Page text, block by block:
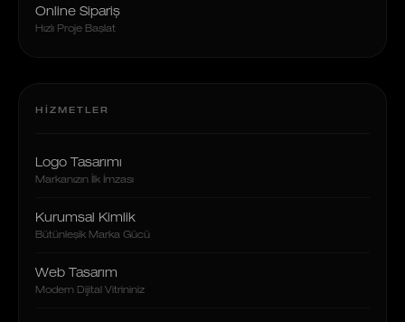
Online Sipariş
Hızlı Proje Başlat
HIZMETLER
Logo Tasarımı
Markanızın İlk İmzası
Kurumsal Kimlik
Bütünleşik Marka Gücü
Web Tasarım
Modern Dijital Vitrininiz